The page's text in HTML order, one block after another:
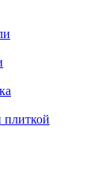
плиткой